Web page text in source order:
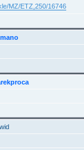
MZ/ETZ,250/16746